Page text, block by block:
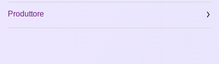
Produttore